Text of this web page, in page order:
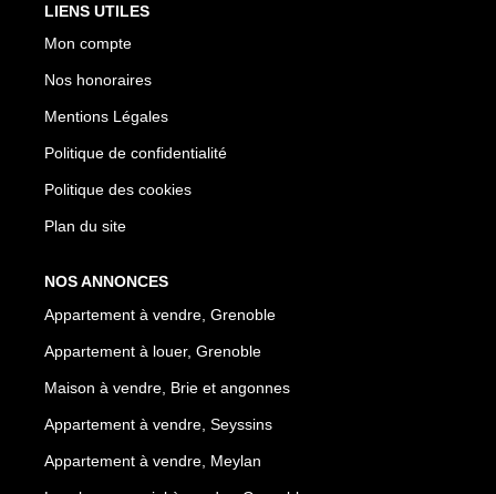
LIENS UTILES
Mon compte
Nos honoraires
Mentions Légales
Politique de confidentialité
Politique des cookies
Plan du site
NOS ANNONCES
Appartement à vendre, Grenoble
Appartement à louer, Grenoble
Maison à vendre, Brie et angonnes
Appartement à vendre, Seyssins
Appartement à vendre, Meylan